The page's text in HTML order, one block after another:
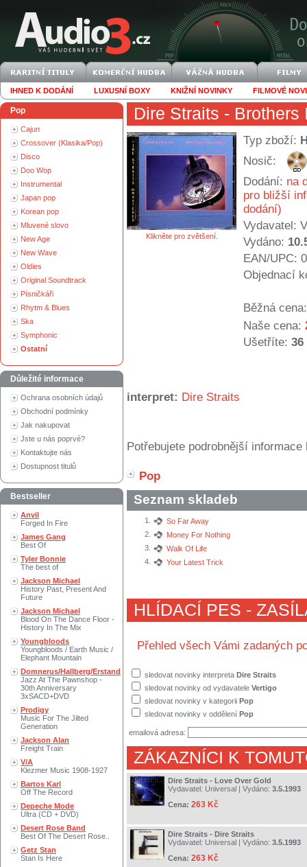
IHNED K DODÁNÍ LUXUSNÍ BOXY KNIŽNÍ NOVINKY FILMOVÉ
Pop
Cajun
Crossover (Klasika/Pop)
Disco
Doo Wop
Instrumental
Japan pop
Korean pop
Mluvené slovo
New Age
New Wave
Oldies
Original Soundtrack
Písničkáři
Rhytm & Blues
Ska
Symphonic
Ostatní
Důležité informace
Ochrana osobních údajů
Obchodní podmínky
Jak nakupovat
Jste u nás poprvé?
Kontaktujte nás
Dostupnost titulů
Bestseller
Anvil
Forged In Fire
James Gang
Best Of
Tyler Bonnie
The best of
Jackson Michael
History Past, Present And
Future
Jackson Michael
Blood On The Dance Floor -
History In The Mix
Youngbloods
Youngbloods / Earth Music /
Elephant Mountain
Domnerus/Hallberg/Erstand
Jazz At The Pawnshop -
30th Anniversary
3xSACD+DVD
Prodigy
Music For The Jilted
Generation
Jackson Alan
Freight Train
V/A
Klezmer Music 1908-1927
Bartos Karl
Off The Record
Depeche Mode
Ultra (CD + DVD)
Desert Rose Band
Best Of The Desert Rose..
Getz Stan
Stan Is Here
Dire Straits - Brothers
Klikněte pro zvětšení.
Typ zboží:
Nosič:
Dodání: na
pro bližší
dodání)
Vydavatel:
Vydáno:
EAN/UPC:
Objednací
Běžná cena:
Naše cena:
Ušetříte: 36
interpret: Dire Straits
Potřebujete podrobnější
Pop
Seznam skladeb
1.
So Far Away
2.
Money For Nothing
3.
Walk Of Life
4.
Your Latest Trick
HLÍDACÍ PES -
Přehled všech Vámi zadaných
sledovat novinky interpreta Dire Straits
sledovat novinky od vydavatele Vertigo
sledovat novinky v kategorii Pop
sledovat novinky v oddělení Pop
emailová adresa:
ZÁKAZNÍCI K
Dire Straits - Love Over Gold
Vydavatel: Universal | Vydáno: 3.5.1993
Cena: 263 Kč
Dire Straits - Dire Straits
Vydavatel: Universal | Vydáno: 3.5.1993
Cena: 263 Kč